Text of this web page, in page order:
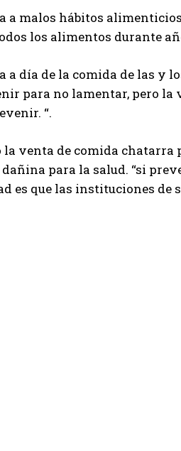
a malos hábitos
los alimentos durante
día de la comida de las y
para no lamentar, pero
“.
la venta de comida
para la salud. “si
es que las instituciones de